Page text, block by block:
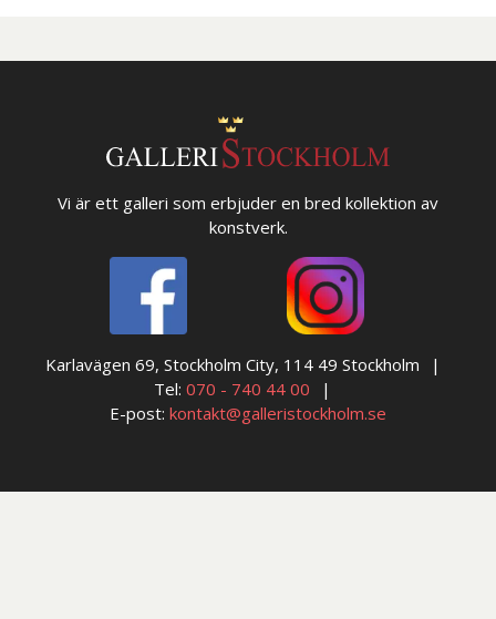
Vi är ett galleri som erbjuder en bred kollektion av
konstverk.
Karlavägen 69, Stockholm City, 114 49 Stockholm
Tel: 070 - 740 44 00
E-post: kontakt@galleristockholm.se